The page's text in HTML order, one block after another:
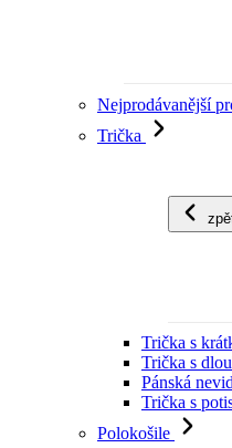
Nejprodávanější
Trička
Trička s
Trička s
Pánská
Trička s
Polokošile